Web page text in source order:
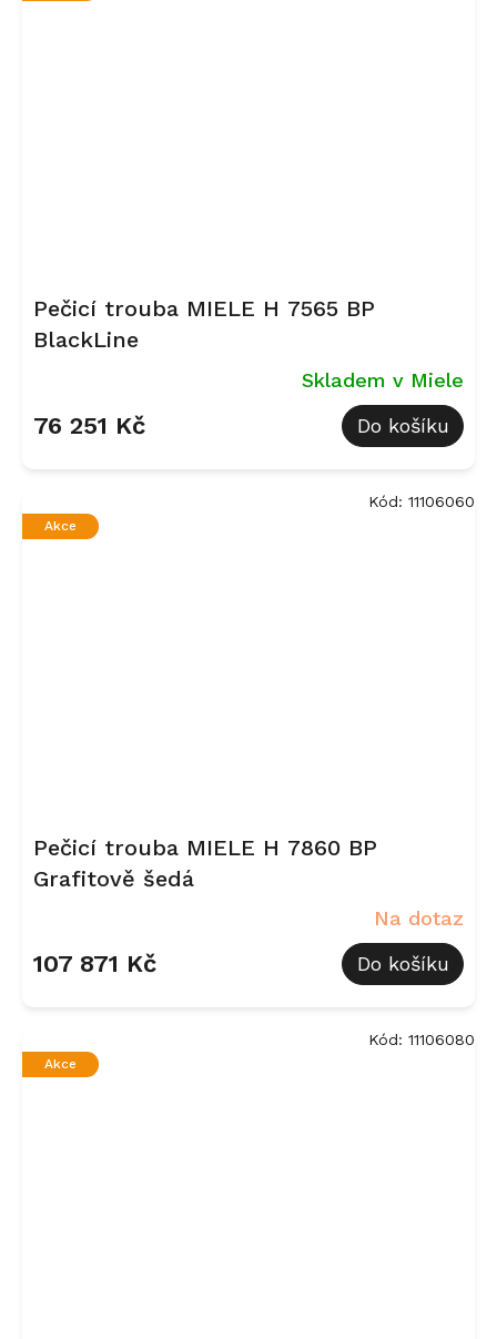
Pečicí trouba MIELE H 7565 BP
BlackLine
Skladem v Miele
76 251 Kč Do košíku
Akce
Pečicí trouba MIELE H 7860 BP
Grafitově šedá
Na dotaz
107 871 Kč Do košíku
Kód: 11106060
Akce
Kód: 11106080